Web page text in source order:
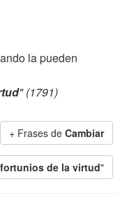
la pueden
" (1791)
+ Frases de Cambiar
de la virtud"